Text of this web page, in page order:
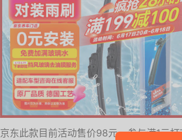
京东此款目前活动售价98元，参与满1元